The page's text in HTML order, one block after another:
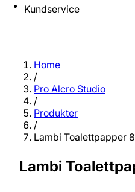
Kundservice
Home
/
Pro Alcro Studio
/
Produkter
/
Lambi Toalettpapper
Lambi